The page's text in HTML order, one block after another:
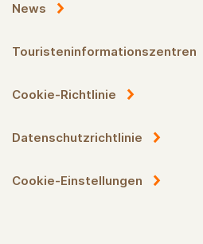
News
Touristeninformationszentren
Cookie-Richtlinie
Datenschutzrichtlinie
Cookie-Einstellungen